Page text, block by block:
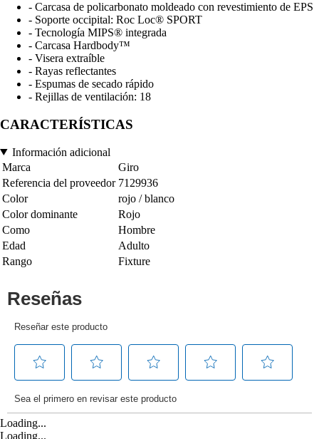
- Carcasa de policarbonato moldeado con revestimiento de EPS
- Soporte occipital: Roc Loc® SPORT
- Tecnología MIPS® integrada
- Carcasa Hardbody™
- Visera extraíble
- Rayas reflectantes
- Espumas de secado rápido
- Rejillas de ventilación: 18
CARACTERÍSTICAS
Información adicional
Marca
Giro
Referencia del proveedor 7129936
Color
rojo / blanco
Color dominante
Rojo
Como
Hombre
Edad
Adulto
Rango
Fixture
Loading...
Loading...